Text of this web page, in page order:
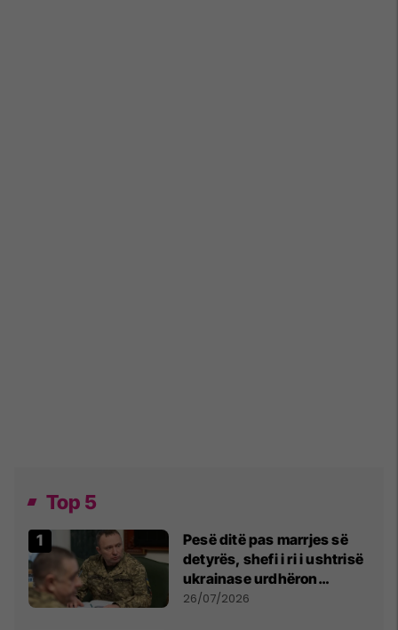
Top 5
Pesë ditë pas marrjes së
detyrës, shefi i ri i ushtrisë
ukrainase urdhëron
kontroll të madh
26/07/2026